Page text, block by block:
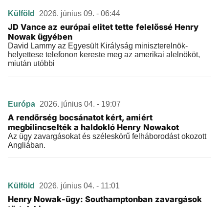
Külföld 2026. június 09. - 06:44
JD Vance az európai elitet tette felelőssé Henry
Nowak ügyében
David Lammy az Egyesült Királyság miniszterelnök-
helyettese telefonon kereste meg az amerikai alelnököt,
miután utóbbi
Európa 2026. június 04. - 19:07
A rendőrség bocsánatot kért, amiért
megbilincselték a haldokló Henry Nowakot
Az ügy zavargásokat és széleskörű felháborodást okozott
Angliában.
Külföld 2026. június 04. - 11:01
Henry Nowak-ügy: Southamptonban zavargások